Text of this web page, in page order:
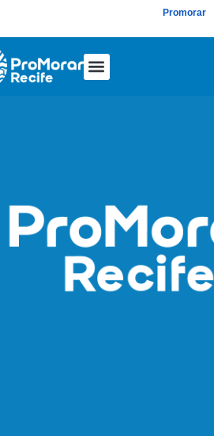
Promorar